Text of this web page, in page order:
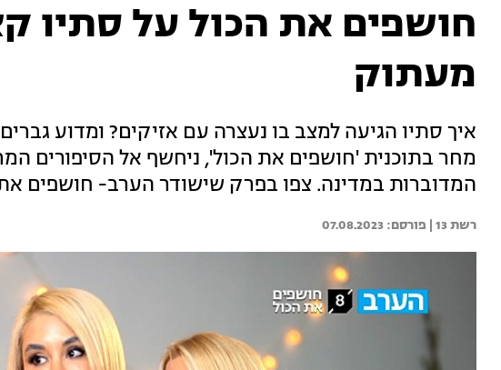
חושפים את הכול על סתיו
מעתוק
איך סתיו הגיעה למצב בו נעצרה עם אזיקים? ומדוע
מחר בתוכנית 'חושפים את הכול', ניחשף אל הסיפורים
המדוברות במדינה. צפו בפרק שישודר הערב- חושפים את
רשת 13 | 07.08.2023